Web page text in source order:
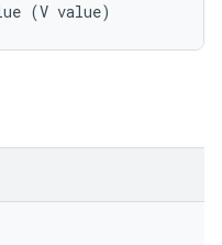
(V value)